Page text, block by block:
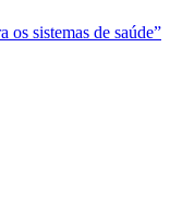
os sistemas de saúde”